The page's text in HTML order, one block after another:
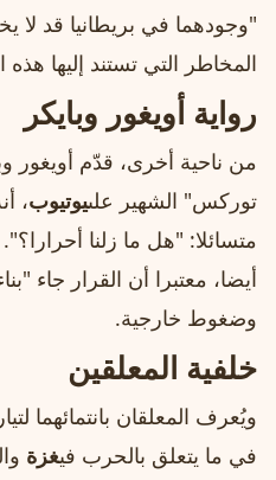
"وجودهما في بريطانيا قد لا
المخاطر التي تستند إليها هذه
رواية أويغور وبايكر
من ناحية أخرى، قدّم أويغور
توركس" الشهير علىيوتيوب،
متسائلا: "هل ما زلنا
أيضا، معتبرا أن القرار جاء
وضغوط خارجية.
خلفية المعلقين
ويُعرف المعلقان بانتمائهما لتيار
في ما يتعلق بالحرب فيغزة